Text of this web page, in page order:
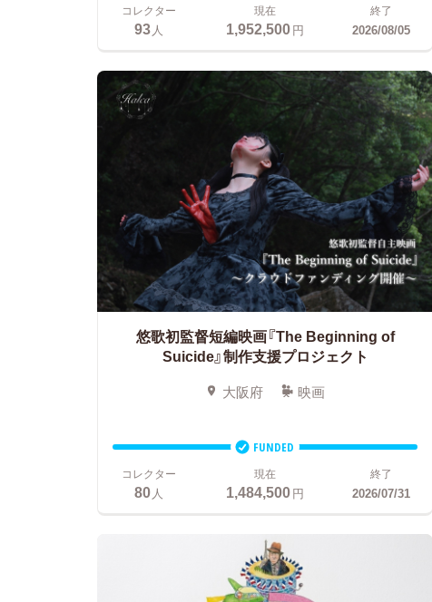
コレクター
93 人
現在
1,952,500円
終了
2026/08/05
悠歌初監督短編映画『The Beginning of
Suicide』制作支援プロジェクト
大阪府 映画
FUNDED
コレクター
80人
現在
1,484,500円
終了
2026/07/31